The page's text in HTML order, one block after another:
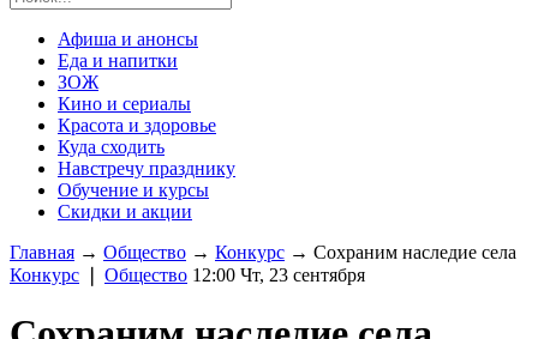
Афиша и анонсы
Еда и напитки
ЗОЖ
Кино и сериалы
Красота и здоровье
Куда сходить
Навстречу празднику
Обучение и курсы
Скидки и акции
Главная → Общество → Конкурс → Сохраним наследие села
Конкурс
Общество 12:00 Чт, 23 сентября